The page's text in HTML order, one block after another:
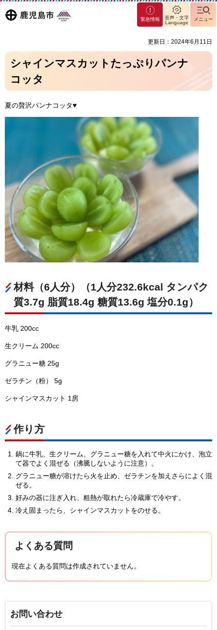
鹿児島
マグ
マシ
緊急情報
音声・文字
Language
メニュー
更新日：2024年6月11日
シャインマスカットたっぷりパンナ
コッタ
夏の贅沢パンナコッタ♥
材料（6人分）（1人分232.6kcal タンパク
質3.7g 脂質18.4g 糖質13.6g 塩分0.1g）
牛乳 200cc
生クリーム 200cc
グラニュー糖 25g
ゼラチン（粉） 5g
シャインマスカット 1房
作り方
鍋に牛乳、生クリーム、グラニュー糖を入れて中火にかけ、泡立
て器でよく混ぜる（沸騰しないように注意）。
グラニュー糖が溶けたら火を止め、ゼラチンを加えさらによく混
ぜる。
好みの器に注ぎ入れ、粗熱が取れたら冷蔵庫で冷やす。
冷え固まったら、シャインマスカットをのせる。
よくある質問
現在よくある質問は作成されていません。
お問い合わせ